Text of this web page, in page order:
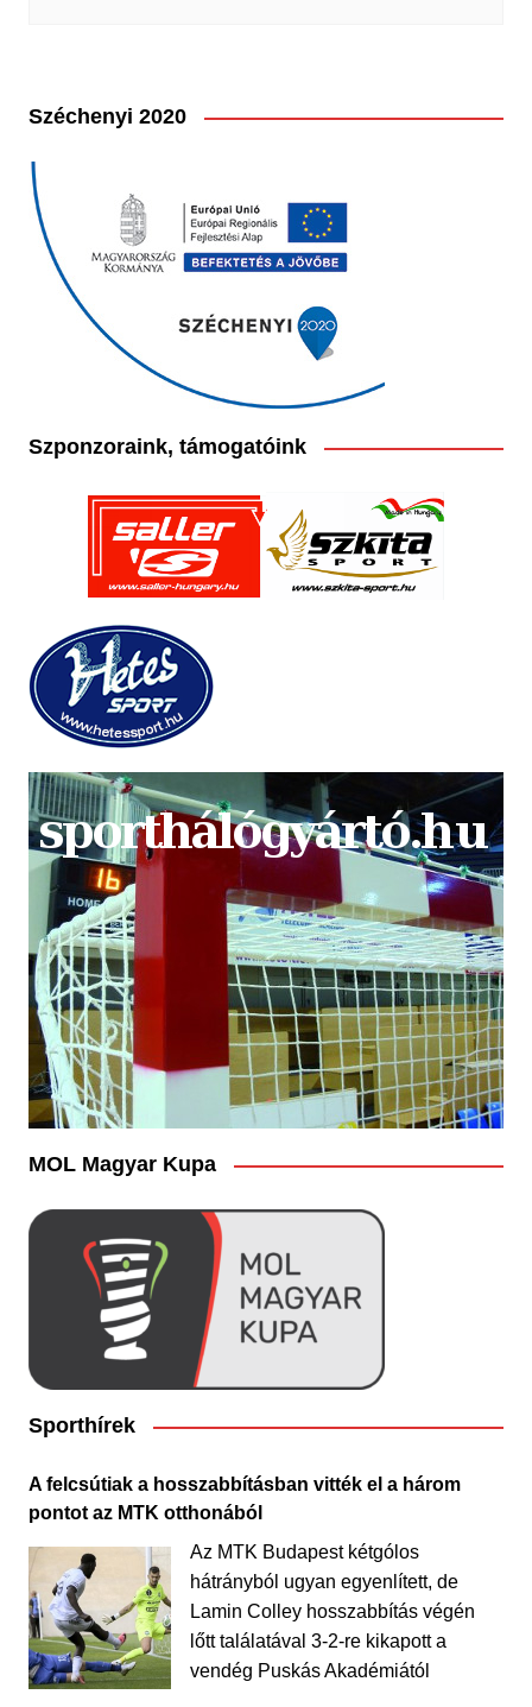
Széchenyi 2020
Szponzoraink, támogatóink
MOL Magyar Kupa
Sporthírek
A felcsútiak a hosszabbításban vitték el a három
pontot az MTK otthonából
Az MTK Budapest kétgólos
hátrányból ugyan egyenlített, de
Lamin Colley hosszabbítás végén
lőtt találatával 3-2-re kikapott a
vendég Puskás Akadémiától